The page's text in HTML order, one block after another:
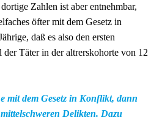
Zahlen ist aber entnehmbar,
öfter mit dem Gesetz in
daß es also den ersten
der Täter in der altrerskohorte von 12
mit dem Gesetz in Konflikt, dann
Delikten. Dazu